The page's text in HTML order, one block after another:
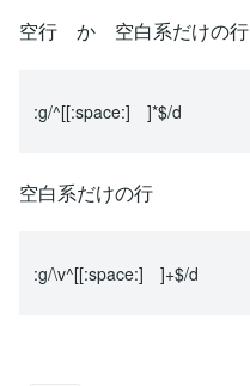
空行 か 空白系だけの行
:g/^[[:space:] ]*$/d
空白系だけの行
:g/\v^[[:space:] ]+$/d